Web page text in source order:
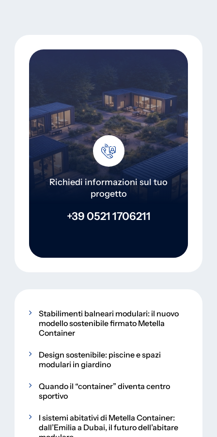
Richiedi informazioni sul tuo
progetto
+39 0521 1706211
Stabilimenti balneari modulari: il nuovo
modello sostenibile firmato Metella
Container
Design sostenibile: piscine e spazi
modulari in giardino
Quando il “container” diventa centro
sportivo
I sistemi abitativi di Metella Container:
dall’Emilia a Dubai, il futuro dell’abitare